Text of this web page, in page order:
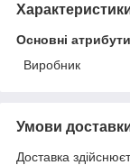
Основні атрибути
Виробник
Умови
Доставка